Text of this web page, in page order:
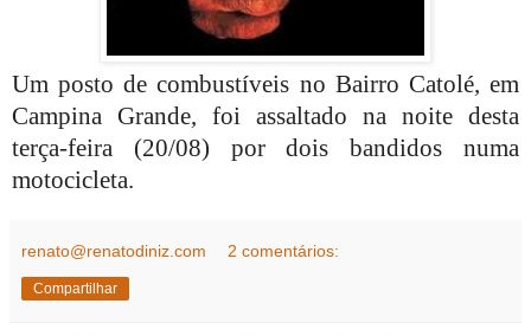
Um posto de combustíveis no Bairro Catolé, em
Campina Grande, foi assaltado na noite desta
terça-feira (20/08) por dois bandidos numa
motocicleta.
renato@renatodiniz.com 2 comentários:
Compartilhar